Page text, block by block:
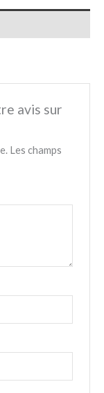
avis sur
Les champs